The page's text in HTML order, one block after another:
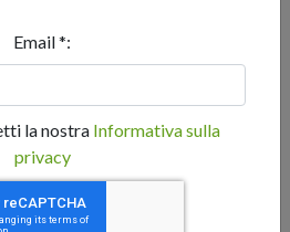
Email *:
la nostra Informativa sulla
privacy
a digerirla perchè
farinae ora vi spieghiamo il